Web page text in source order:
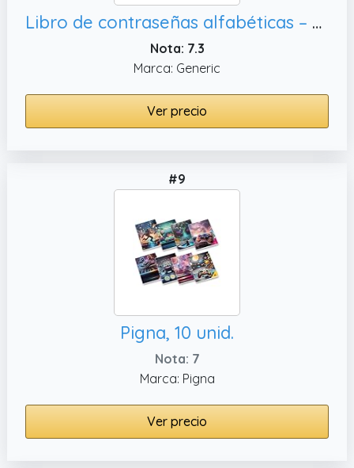
Libro de contraseñas alfabéticas – Gestión de contraseñas, correos electrónicos y nombres de usuario
Nota: 7.3
Marca: Generic
Ver precio
#9
Pigna, 10 unid.
Nota: 7
Marca: Pigna
Ver precio